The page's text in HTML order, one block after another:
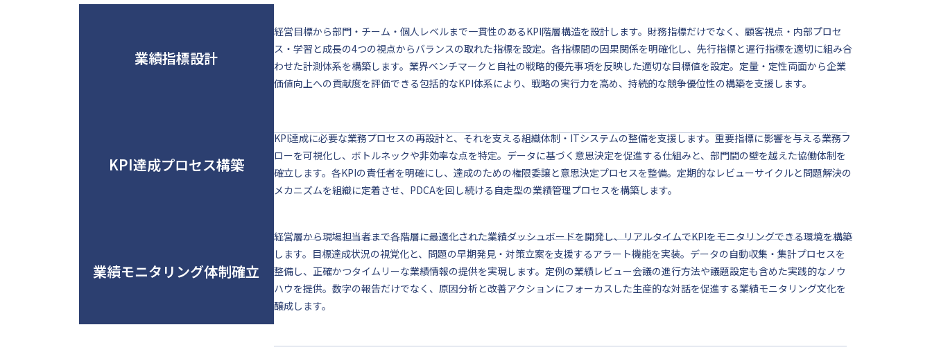
業績指標設計
経営目標から部門・チーム・個人レベルまで一貫性のあるKPI階層構造を設計します。財務指標だけでなく、顧客視点・内部プロセ
ス・学習と成長の4つの視点からバランスの取れた指標を設定。各指標間の因果関係を明確化し、先行指標と遅行指標を適切に組み合
わせた計測体系を構築します。業界ベンチマークと自社の戦略的優先事項を反映した適切な目標値を設定。定量・定性両面から企業
価値向上への貢献度を評価できる包括的なKPI体系により、戦略の実行力を高め、持続的な競争優位性の構築を支援します。
KPI達成プロセス構築
KPI達成に必要な業務プロセスの再設計と、それを支える組織体制・ITシステムの整備を支援します。重要指標に影響を与える業務フ
ローを可視化し、ボトルネックや非効率な点を特定。データに基づく意思決定を促進する仕組みと、部門間の壁を越えた協働体制を
確立します。各KPIの責任者を明確にし、達成のための権限委譲と意思決定プロセスを整備。定期的なレビューサイクルと問題解決の
メカニズムを組織に定着させ、PDCAを回し続ける自走型の業績管理プロセスを構築します。
業績モニタリング体制確立
経営層から現場担当者まで各階層に最適化された業績ダッシュボードを開発し、リアルタイムでKPIをモニタリングできる環境を構築
します。目標達成状況の視覚化と、問題の早期発見・対策立案を支援するアラート機能を実装。データの自動収集・集計プロセスを
整備し、正確かつタイムリーな業績情報の提供を実現します。定例の業績レビュー会議の進行方法や議題設定も含めた実践的なノウ
ハウを提供。数字の報告だけでなく、原因分析と改善アクションにフォーカスした生産的な対話を促進する業績モニタリング文化を
醸成します。